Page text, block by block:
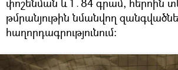
թմրանյութին նմանվող
հաղորդագրությունում։